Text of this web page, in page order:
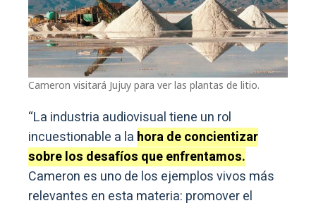
Cameron visitará Jujuy para ver las plantas de litio.
“La industria audiovisual tiene un rol
incuestionable a la hora de concientizar
sobre los desafíos que enfrentamos.
Cameron es uno de los ejemplos vivos más
relevantes en esta materia: promover el